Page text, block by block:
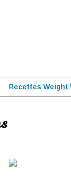
Recettes Weight